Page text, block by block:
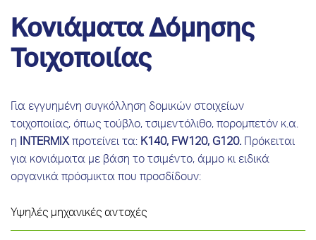
Κονιάματα Δόμησης
Τοιχοποιίας
Για εγγυημένη συγκόλληση δομικών στοιχείων
τοιχοποιίας, όπως τούβλο, τσιμεντόλιθο, πορομπετόν κ.α.
η INTERMIXπροτείνει τα: Κ140, FW120, G120. Πρόκειται
για κονιάματα με βάση το τσιμέντο, άμμο κι ειδικά
οργανικά πρόσμικτα που προσδίδουν:
Υψηλές μηχανικές αντοχές